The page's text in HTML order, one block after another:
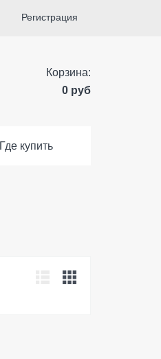
Регистрация
Корзина:
0 руб
Где купить